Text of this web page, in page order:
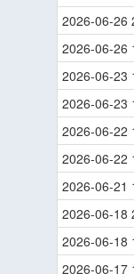
2026-06-26
2026-06-26
2026-06-23
2026-06-23
2026-06-22
2026-06-22
2026-06-21
2026-06-18
2026-06-18
2026-06-17